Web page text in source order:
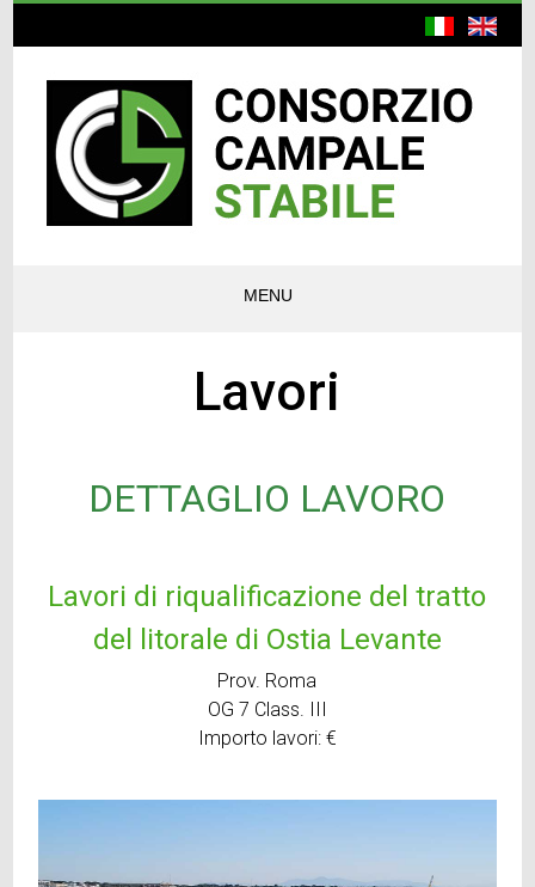
MENU
Lavori
DETTAGLIO LAVORO
Lavori di riqualificazione del tratto
del litorale di Ostia Levante
Prov. Roma
OG 7 Class. III
Importo lavori: €